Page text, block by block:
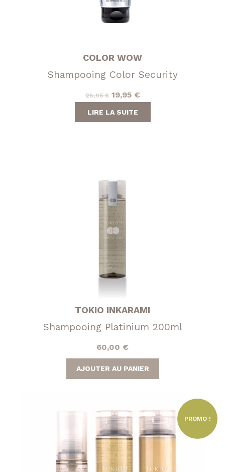
COLOR WOW
Shampooing Color Security
26,95€ Le
19,95 €Le
LIRE LA SUITE
TOKIO INKARAMI
Shampooing Platinium 200ml
60,00 €
AJOUTER AU PANIER
PROMO !